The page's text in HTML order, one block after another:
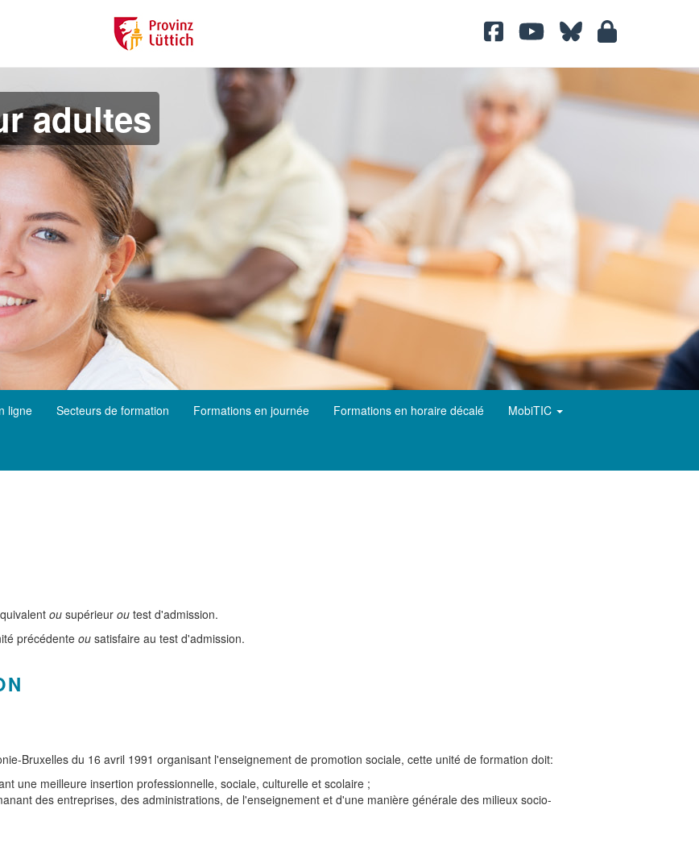
adultes
ligne Secteurs de formation Formations en journée Formations en horaire décalé MobiTIC
ou supérieur ou test d'admission.
précédente ou satisfaire au test d'admission.
Bruxelles du 16 avril 1991 organisant l'enseignement de promotion sociale, cette unité de formation doit:
une meilleure insertion professionnelle, sociale, culturelle et scolaire ;
des entreprises, des administrations, de l'enseignement et d'une manière générale des milieux socio-